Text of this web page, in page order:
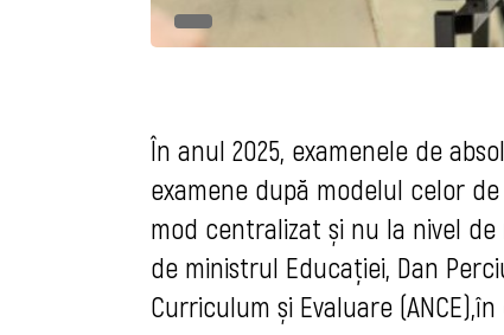
În anul 2025, examenele de
examene după modelul celor
mod centralizat și nu la nivel
de ministrul Educației, Dan
Curriculum și Evaluare